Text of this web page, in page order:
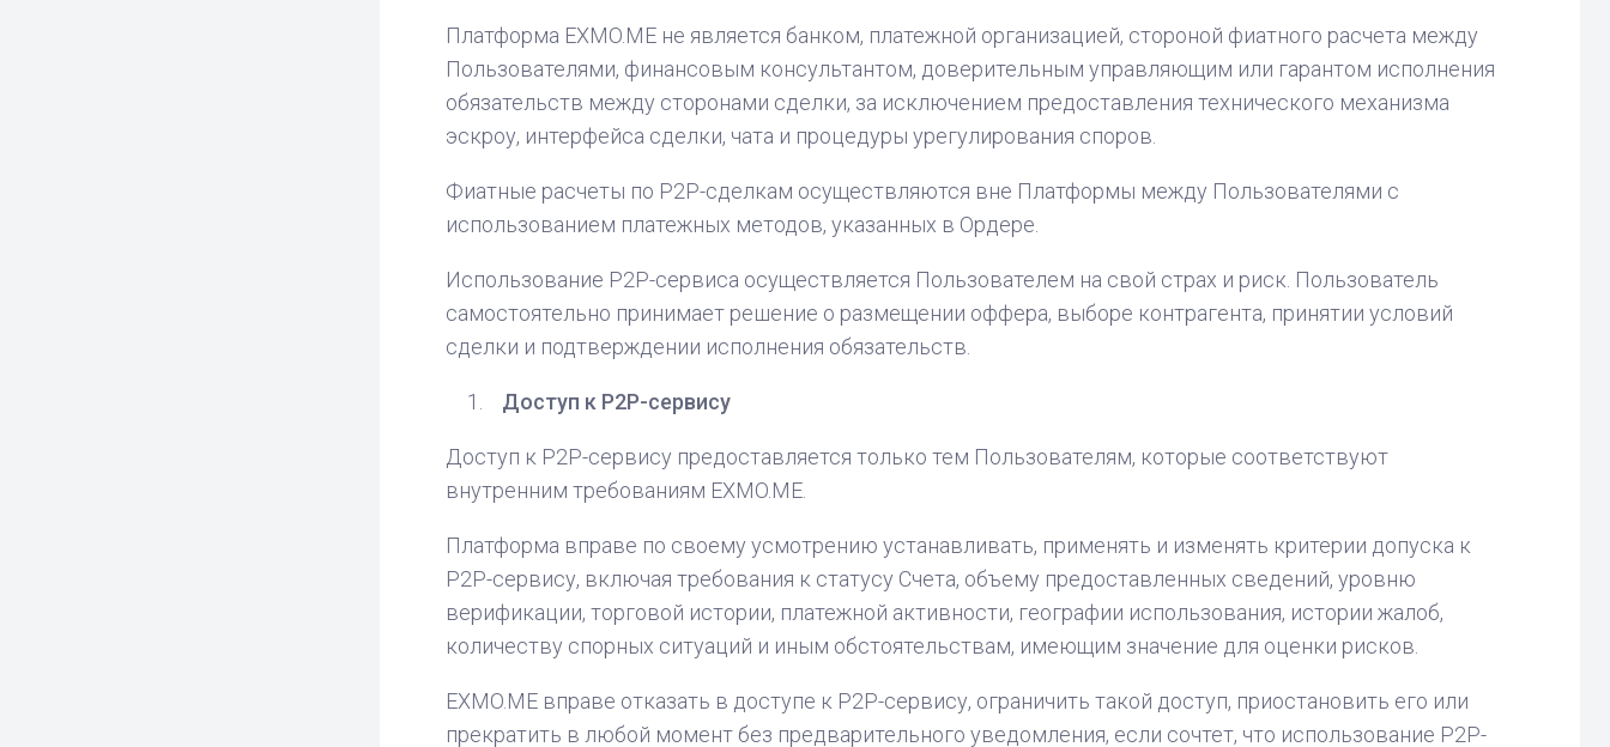
Платформа EXMO.ME не является банком, платежной организацией, стороной фиатного расчета между
Пользователями, финансовым консультантом, доверительным управляющим или гарантом исполнения
обязательств между сторонами сделки, за исключением предоставления технического механизма
эскроу, интерфейса сделки, чата и процедуры урегулирования споров.
Фиатные расчеты по P2P-сделкам осуществляются вне Платформы между Пользователями с
использованием платежных методов, указанных в Ордере.
Использование P2P-сервиса осуществляется Пользователем на свой страх и риск. Пользователь
самостоятельно принимает решение о размещении оффера, выборе контрагента, принятии условий
сделки и подтверждении исполнения обязательств.
Доступ к P2P-сервису
Доступ к P2P-сервису предоставляется только тем Пользователям, которые соответствуют
внутренним требованиям EXMO.ME.
Платформа вправе по своему усмотрению устанавливать, применять и изменять критерии допуска к
P2P-сервису, включая требования к статусу Счета, объему предоставленных сведений, уровню
верификации, торговой истории, платежной активности, географии использования, истории жалоб,
количеству спорных ситуаций и иным обстоятельствам, имеющим значение для оценки рисков.
EXMO.ME вправе отказать в доступе к P2P-сервису, ограничить такой доступ, приостановить его или
прекратить в любой момент без предварительного уведомления, если сочтет, что использование P2P-